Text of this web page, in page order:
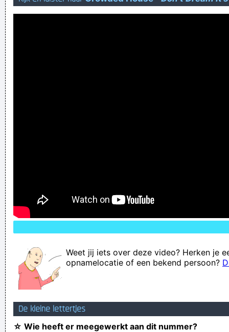
de oprichting van K3 in 1998 zal dus groep dus mogelijk die
Weet jij iets over deze video? Herken je
opnamelocatie of een bekend persoon?
De kleine lettertjes
☆ Wie heeft er meegewerkt aan dit nummer?